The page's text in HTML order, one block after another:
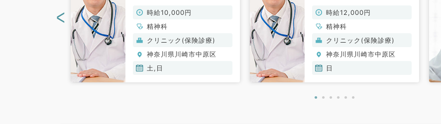
ブ支給あり！（精神科／非
常勤）
時給10,000円
精神科
クリニック(保険診療)
神奈川県川崎市中原区
土,日
談くださいませ（精神科／
非常勤）
時給12,000円
精神科
クリニック(保険診療)
神奈川県川崎市中原区
日
<